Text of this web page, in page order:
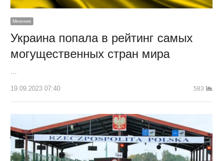
Мнение
Украина попала в рейтинг самых
могущественных стран мира
19.09.2023 07:40 583